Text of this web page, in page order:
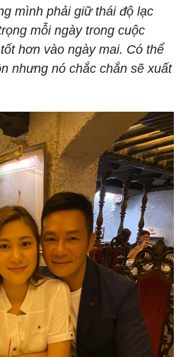
mình phải giữ thái độ lạc
mỗi ngày trong cuộc
hơn vào ngày mai. Có thể
nhưng nó chắc chắn sẽ xuất